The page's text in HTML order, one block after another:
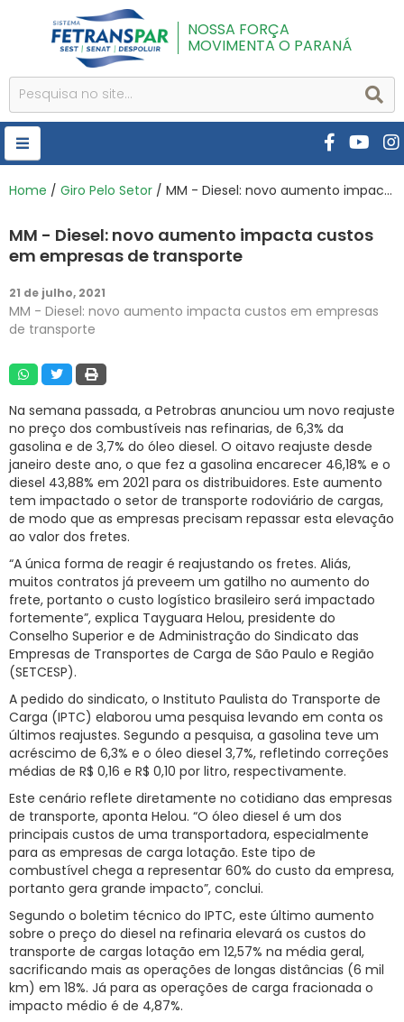
NOSSA FORÇA
MOVIMENTA O PARANÁ
HOME
PUBLICAÇÕES
CURSOS E EVENTOS
SEST SENAT
RNTRC
CONTATO
Home / Giro Pelo Setor / MM - Diesel: novo aumento impacta custos em empresas de transporte
MM - Diesel: novo aumento impacta custos
em empresas de transporte
21 de julho, 2021
MM - Diesel: novo aumento impacta custos em empresas
de transporte
Na semana passada, a Petrobras anunciou um novo reajuste
no preço dos combustíveis nas refinarias, de 6,3% da
gasolina e de 3,7% do óleo diesel. O oitavo reajuste desde
janeiro deste ano, o que fez a gasolina encarecer 46,18% e o
diesel 43,88% em 2021 para os distribuidores. Este aumento
tem impactado o setor de transporte rodoviário de cargas,
de modo que as empresas precisam repassar esta elevação
ao valor dos fretes.
“A única forma de reagir é reajustando os fretes. Aliás,
muitos contratos já preveem um gatilho no aumento do
frete, portanto o custo logístico brasileiro será impactado
fortemente”, explica Tayguara Helou, presidente do
Conselho Superior e de Administração do Sindicato das
Empresas de Transportes de Carga de São Paulo e Região
(SETCESP).
A pedido do sindicato, o Instituto Paulista do Transporte de
Carga (IPTC) elaborou uma pesquisa levando em conta os
últimos reajustes. Segundo a pesquisa, a gasolina teve um
acréscimo de 6,3% e o óleo diesel 3,7%, refletindo correções
médias de R$ 0,16 e R$ 0,10 por litro, respectivamente.
Este cenário reflete diretamente no cotidiano das empresas
de transporte, aponta Helou. “O óleo diesel é um dos
principais custos de uma transportadora, especialmente
para as empresas de carga lotação. Este tipo de
combustível chega a representar 60% do custo da empresa,
portanto gera grande impacto”, conclui.
Segundo o boletim técnico do IPTC, este último aumento
sobre o preço do diesel na refinaria elevará os custos do
transporte de cargas lotação em 12,57% na média geral,
sacrificando mais as operações de longas distâncias (6 mil
km) em 18%. Já para as operações de carga fracionada o
impacto médio é de 4,87%.